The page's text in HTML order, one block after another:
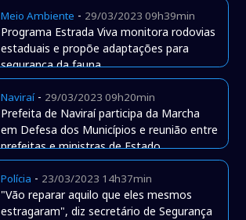
Meio Ambiente - 29/03/2023 09h39min
Programa Estrada Viva monitora rodovias
estaduais e propõe adaptações para
segurança da fauna
Naviraí- 29/03/2023 09h20min
Prefeita de Naviraí participa da Marcha
em Defesa dos Municípios e reunião entre
prefeitas e ministras de Estado
Polícia - 23/03/2023 14h37min
"Vão reparar aquilo que eles mesmos
estragaram", diz secretário de Segurança